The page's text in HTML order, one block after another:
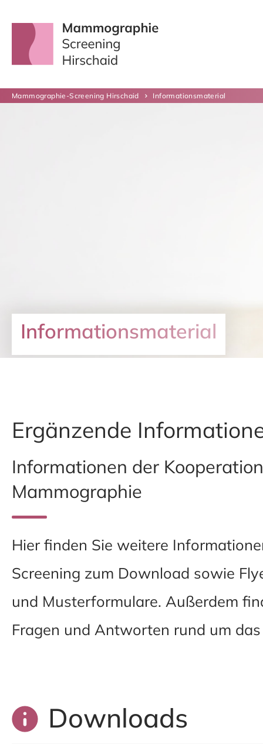
Mammographie-Screening Hirschaid Informationsmaterial
Informationsmaterial
Ergänzende
Informationen der
Mammographie
Hier finden Sie weitere
Screening zum Download sowie
und Musterformulare. Außerdem
Fragen und Antworten rund um
Downloads